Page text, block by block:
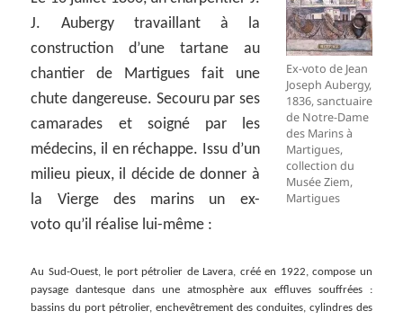
Ex-voto de Jean
Joseph Aubergy,
1836, sanctuaire
de Notre-Dame
des Marins à
Martigues,
collection du
Musée Ziem,
Martigues
J. Aubergy travaillant à la
construction d’une tartane au
chantier de Martigues fait une
chute dangereuse. Secouru par ses
camarades et soigné par les
médecins, il en réchappe. Issu d’un
milieu pieux, il décide de donner à
la Vierge des marins un ex-
voto qu’il réalise lui-même :
Au Sud-Ouest, le port pétrolier de Lavera, créé en 1922, compose un
paysage dantesque dans une atmosphère aux effluves souffrées :
bassins du port pétrolier, enchevêtrement des conduites, cylindres des